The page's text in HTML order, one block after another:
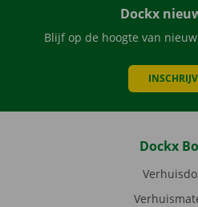
Dockx
Blijf op de hoogte van
Dockx